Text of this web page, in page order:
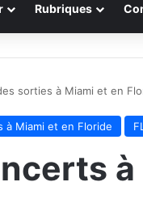
Rubriques
sorties à Miami et en
à Miami et en Floride